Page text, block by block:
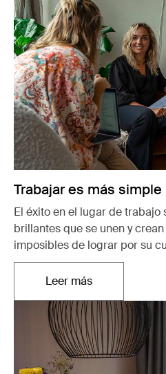
Trabajar es más simple
El éxito en el lugar de trabajo
brillantes que se unen y
imposibles de lograr por su
Leer másSe abre en una